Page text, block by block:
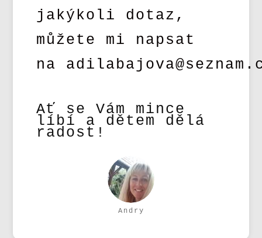
jakýkoli dotaz,
můžete mi napsat
na
Ať se Vám mince
líbí a dětem dělá
radost!
Andry